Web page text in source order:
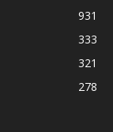
931
333
321
278